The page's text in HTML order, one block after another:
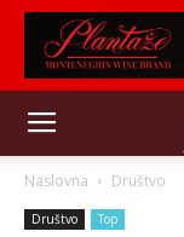
Naslovna Društvo
Društvo Top